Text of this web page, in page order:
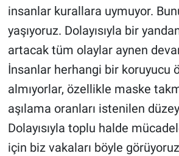
insanlar kurallara uymuyor.
yaşıyoruz. Dolayısıyla bir
artacak tüm olaylar aynen
İnsanlar herhangi bir koruyucu
almıyorlar, özellikle maske
aşılama oranları istenilen
Dolayısıyla toplu halde
için biz vakaları böyle